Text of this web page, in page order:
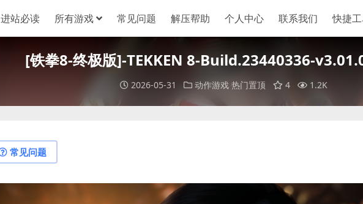
进站必读 所有游戏 常见问题 解压帮助 个人中心 联系我们 快捷
[铁拳8-终极版]-TEKKEN 8-Build.23440336-
2026-05-31 动作游戏 热门置顶 4 1.2K
常见问题